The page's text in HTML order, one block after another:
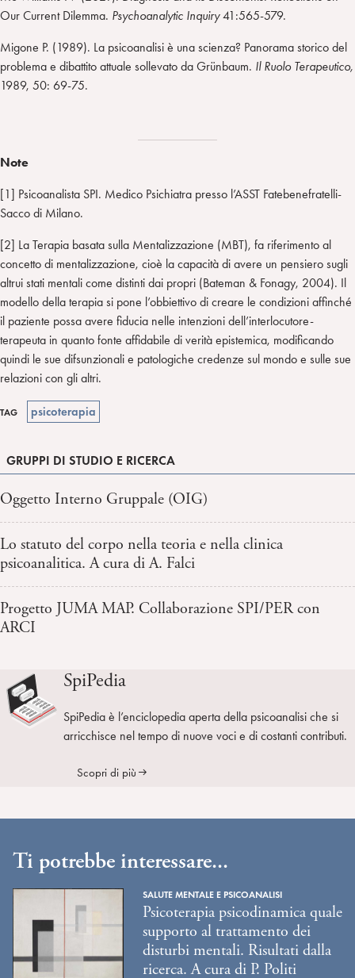
Our Current Dilemma. Psychoanalytic Inquiry41:565-579.
Migone P. (1989). La psicoanalisi è una scienza? Panorama storico del
problema e dibattito attuale sollevato da Grünbaum. Il Ruolo Terapeutico,
1989, 50: 69-75.
Note
[1] Psicoanalista SPI. Medico Psichiatra presso l’ASST Fatebenefratelli-
Sacco di Milano.
[2] La Terapia basata sulla Mentalizzazione (MBT), fa riferimento al
concetto di mentalizzazione, cioè la capacità di avere un pensiero sugli
altrui stati mentali come distinti dai propri (Bateman & Fonagy, 2004). Il
modello della terapia si pone l’obbiettivo di creare le condizioni affinché
il paziente possa avere fiducia nelle intenzioni dell’interlocutore-
terapeuta in quanto fonte affidabile di verità epistemica, modificando
quindi le sue difsunzionali e patologiche credenze sul mondo e sulle sue
relazioni con gli altri.
TAG psicoterapia
GRUPPI DI STUDIO E RICERCA
Oggetto Interno Gruppale (OIG)
Lo statuto del corpo nella teoria e nella clinica
psicoanalitica. A cura di A. Falci
Progetto JUMA MAP. Collaborazione SPI/PER con
ARCI
SpiPedia
SpiPedia è l’enciclopedia aperta della psicoanalisi che si
arricchisce nel tempo di nuove voci e di costanti contributi.
Scopri di più
Ti potrebbe interessare...
SALUTE MENTALE E PSICOANALISI
Psicoterapia psicodinamica quale
supporto al trattamento dei
disturbi mentali. Risultati dalla
ricerca. A cura di P. Politi